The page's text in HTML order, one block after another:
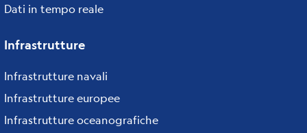
Dati in tempo reale
Infrastrutture
Infrastrutture navali
Infrastrutture europee
Infrastrutture oceanografiche